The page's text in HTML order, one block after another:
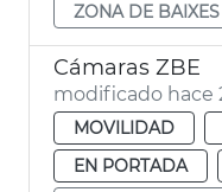
ZONA DE
Cámaras ZBE
modificado hace
MOVILIDAD
EN PORTADA